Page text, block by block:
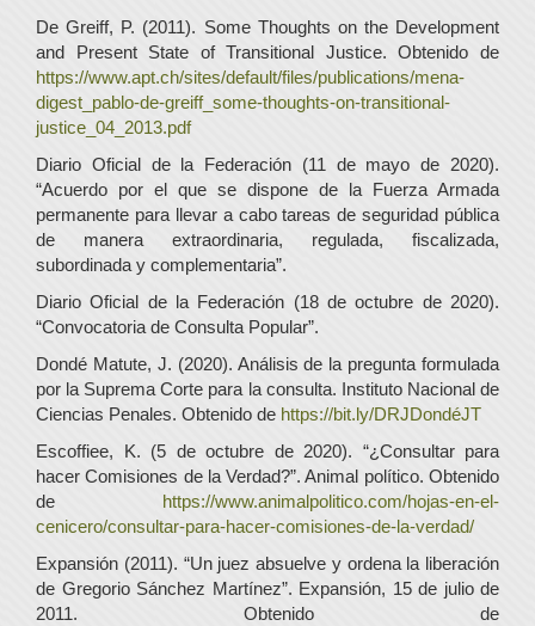
De Greiff, P. (2011). Some Thoughts on the Development
and Present State of Transitional Justice. Obtenido de
https://www.apt.ch/sites/default/files/publications/mena-
digest_pablo-de-greiff_some-thoughts-on-transitional-
justice_04_2013.pdf
Diario Oficial de la Federación (11 de mayo de 2020).
“Acuerdo por el que se dispone de la Fuerza Armada
permanente para llevar a cabo tareas de seguridad pública
de manera extraordinaria, regulada, fiscalizada,
subordinada y complementaria”.
Diario Oficial de la Federación (18 de octubre de 2020).
“Convocatoria de Consulta Popular”.
Dondé Matute, J. (2020). Análisis de la pregunta formulada
por la Suprema Corte para la consulta. Instituto Nacional de
Ciencias Penales. Obtenido de https://bit.ly/DRJDondéJT
Escoffiee, K. (5 de octubre de 2020). “¿Consultar para
hacer Comisiones de la Verdad?”. Animal político. Obtenido
de https://www.animalpolitico.com/hojas-en-el-
cenicero/consultar-para-hacer-comisiones-de-la-verdad/
Expansión (2011). “Un juez absuelve y ordena la liberación
de Gregorio Sánchez Martínez”. Expansión, 15 de julio de
2011. Obtenido de